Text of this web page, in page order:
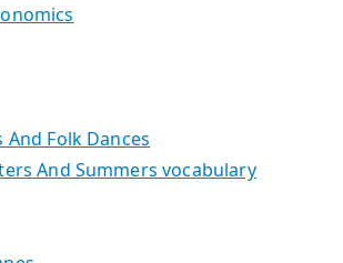
And Folk Dances
And Summers vocabulary